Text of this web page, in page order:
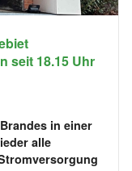
seit 18.15 Uhr
in einer
alle